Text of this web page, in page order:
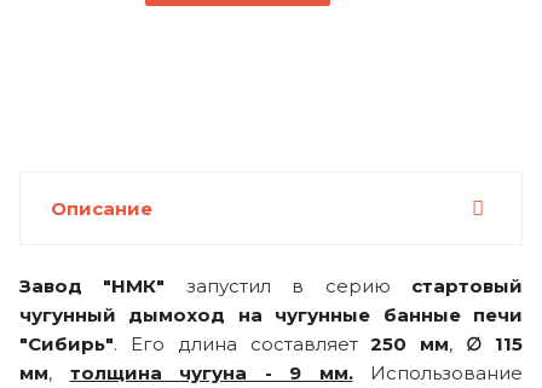
Описание
Завод "НМК" запустил в серию стартовый
чугунный дымоход на чугунные банные печи
"Сибирь". Его длина составляет250 мм, ∅ 115
мм, толщина чугуна - 9 мм.Использование